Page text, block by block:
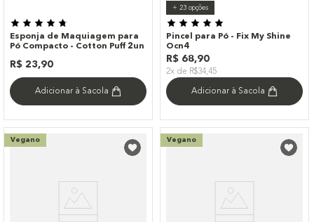
Esponja de Maquiagem para
Pó Compacto - Cotton Puff 2un
R$ 23,90
Adicionar à Sacola
+ 23opções
Pincel para Pó - Fix My Shine
Ocn4
R$ 68,90
2x de R$34,45
Adicionar à Sacola
Vegano Vegano